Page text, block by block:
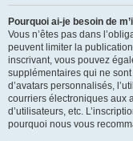
Pourquoi ai-je besoin de
Vous n’êtes pas dans
peuvent limiter la
inscrivant, vous pouvez
supplémentaires qui ne
d’avatars personnalisés,
courriers électroniques aux
d’utilisateurs, etc.
pourquoi nous vous